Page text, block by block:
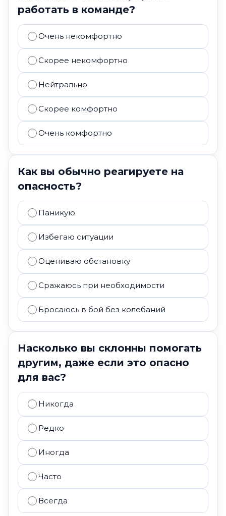
работать в команде?
Очень некомфортно
Скорее некомфортно
Нейтрально
Скорее комфортно
Очень комфортно
Как вы обычно реагируете на
опасность?
Паникую
Избегаю ситуации
Оцениваю обстановку
Сражаюсь при необходимости
Бросаюсь в бой без колебаний
Насколько вы склонны помогать
другим, даже если это опасно
для вас?
Никогда
Редко
Иногда
Часто
Всегда